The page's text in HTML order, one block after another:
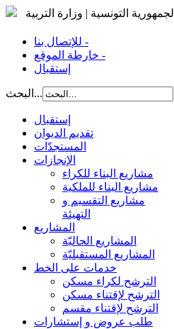
الجمهورية التونسية | وزارة التربية
للإتصال بنا -
خارطة الموقع -
إستقبال
البحث...
إستقبال
تقديم الديوان
المستجدّات
الإنجازات
مشاريع البناء للكراء
مشاريع البناء للملكية
مشاريع التقسيم و
التهيئة
المشاريع
المشاريع الحاليّة
المشاريع المستقبليّة
خدمات على الخط
الترشح لكراء مسكن
الترشح لإقتناء مسكن
الترشح لإقتناء مقسم
طلب عروض و إستشارات